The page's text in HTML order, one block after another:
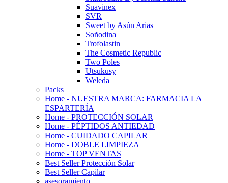
Suavinex
SVR
Sweet by Asún Arias
Soñodina
Trofolastin
The Cosmetic Republic
Two Poles
Utsukusy
Weleda
Packs
Home - NUESTRA MARCA: FARMACIA LA
ESPARTERÍA
Home - PROTECCIÓN SOLAR
Home - PÉPTIDOS ANTIEDAD
Home - CUIDADO CAPILAR
Home - DOBLE LIMPIEZA
Home - TOP VENTAS
Best Seller Protección Solar
Best Seller Capilar
asesoramiento